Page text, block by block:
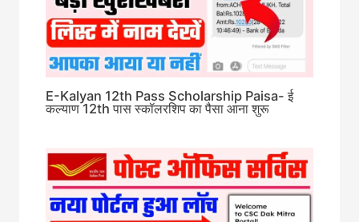
E-Kalyan 12th Pass Scholarship Paisa- ई
कल्याण 12th पास स्कॉलरशिप का पैसा आना शुरू